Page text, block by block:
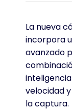
La nueva
incorpora
avanzado
velocidad
la captura.